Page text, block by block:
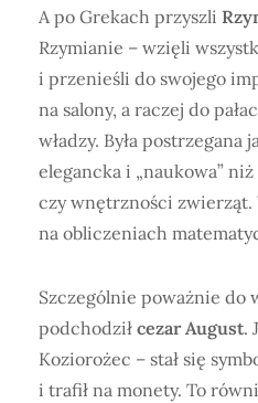
A po Grekach przyszli
Rzymianie – wzięli
i przenieśli do swojego
na salony, a raczej do
władzy. Była postrzegana
elegancka i „naukowa”
czy wnętrzności zwierząt.
na obliczeniach
Szczególnie poważnie do
podchodził cezar August.
Koziorożec – stał się
i trafił na monety. To